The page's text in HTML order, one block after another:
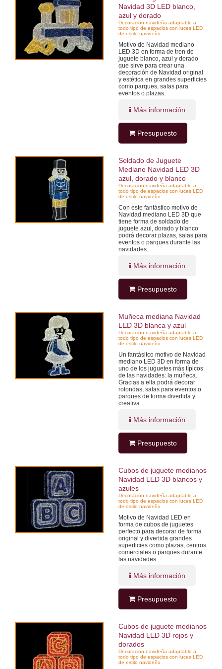
Navidad 3D LED blanco,
azul y dorado
Decoración navideña adaptable a
todo tipo de espacios con luces LED
de estilo navideño
Motivo de Navidad mediano
LED 3D en forma de tren de
juguete blanco, azul y dorado
que sirve para crear una
decoración de Navidad original
y estética en grandes superficies
como parques, salas para
eventos o plazas.
Más información
Presupuesto
Soldado de Juguete
Mediano Navidad LED 3D
azul, dorado y blanco
Decoración navideña adaptable a
todo tipo de espacios con luces LED
de estilo navideño
Con este fantástico motivo de
Navidad mediano LED 3D que
tiene forma de soldado de
juguete azul, dorado y blanco
podrá decorar plazas, salas para
eventos o parques durante las
navidades.
Más información
Presupuesto
Muñeca mediana Navidad
LED 3D blanca y azul
Decoración navideña adaptable a
todo tipo de espacios con luces LED
de estilo navideño
Un fantásitco motivo de Navidad
mediano LED 3D en forma de
uno de los juguetes más típicos
de las navidades: la muñeca.
Gracias a ella podrá decorar
rotondas, salas para eventos o
parques de forma divertida y
creativa.
Más información
Presupuesto
Cubos de juguete medianos
Navidad LED 3D blancos y
azules
Decoración navideña adaptable a
todo tipo de espacios con luces LED
de estilo navideño
Motivo de Navidad LED en
forma de cubos de juguetes
perfecto para decorar de forma
original y divertida grandes
superficies como plazas, centros
comerciales o parques durante
las navidades.
Más información
Presupuesto
Cubos de juguete medianos
Navidad LED 3D rojos y
dorados
Decoración navideña adaptable a
todo tipo de espacios con luces LED
de estilo navideño